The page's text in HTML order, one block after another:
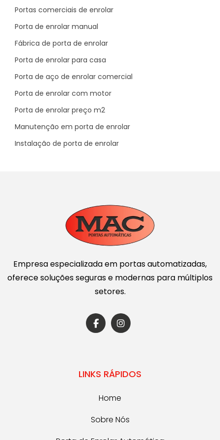
shoppings e galpões industriais com circulação
constante. Ele une segurança e transparência
estilos arquitetônicos.
Outro fator que agrega valor ao sistema é a
compatibilidade com motores de alta rotação e
sistemas de automação de última geração, que
permitem controle remoto, sensores de presença
e integração com sistemas de segurança
perimetral.
Entre os diferenciais estão:
Visual técnico refinado:
ideal para ambientes
comerciais onde a estética também é parte do
Ventilação e visibilidade:sem abrir mão do
controle de acesso.
Integração com sistemas automatizados:
compatível com as principais tecnologias do
Paulo: soluções com
instalação técnica qualificada
principalmente em regiões comerciais e
Ambientes como centros logísticos, depósitos de
alto valor e comércios de rua de alto fluxo
precisam de uma solução que una controle de
acesso, resistência e design funcional —
exatamente o que o modelo Transvision entrega.
Portas comerciais de enrolar
Porta de enrolar manual
Fábrica de porta de enrolar
Porta de enrolar para casa
Porta de aço de enrolar comercial
Porta de enrolar com motor
Porta de enrolar preço m2
Manutenção em porta de enrolar
Instalação de porta de enrolar
Empresa especializada em portas automatizadas,
oferece soluções seguras e modernas para múltiplos
setores.
LINKS RÁPIDOS
Home
Sobre Nós